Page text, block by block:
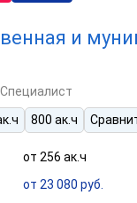
и
800 ак.ч
от 256 ак.ч
от 23 080 руб.